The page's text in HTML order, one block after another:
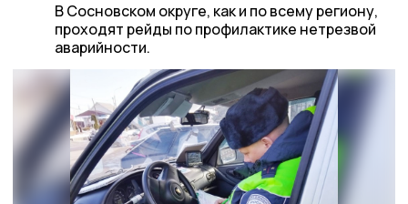
В Сосновском округе, как и по всему региону,
проходят рейды по профилактике нетрезвой
аварийности.